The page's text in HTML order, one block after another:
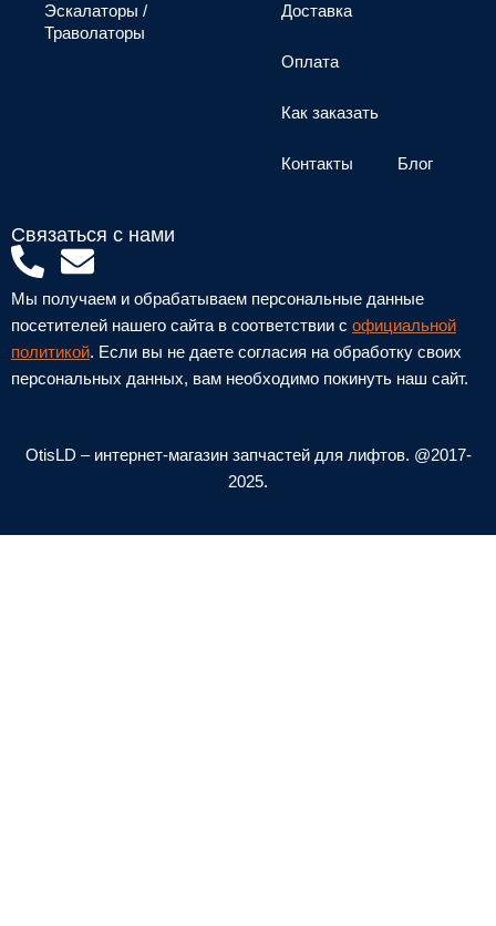
Эскалаторы /
Траволаторы
Доставка
Оплата
Как заказать
Контакты Блог
Связаться с нами
P
h
o
n
e
a
t
E
n
v
e
l
p
Мы получаем и обрабатываем персональные данные
посетителей нашего сайта в соответствии с официальной
политикой. Если вы не даете согласия на обработку своих
персональных данных, вам необходимо покинуть наш сайт.
OtisLD – интернет-магазин запчастей для лифтов. @2017-
2025.